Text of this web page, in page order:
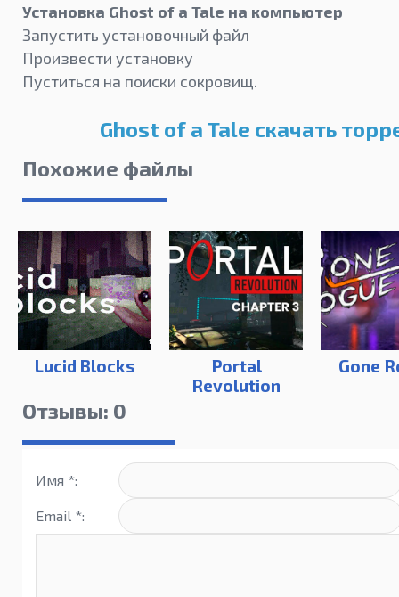
Установка Ghost of a Tale на компьютер
Запустить установочный файл
Произвести установку
Пуститься на поиски сокровищ.
Ghost of a Tale скачать
Похожие файлы
Lucid Blocks
Portal
Revolution
Gone
Отзывы: 0
Имя *:
Email *: